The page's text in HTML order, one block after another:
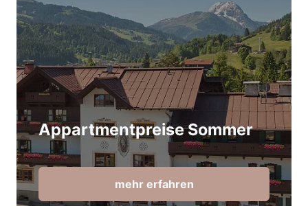
Appartmentpreise Sommer
mehr erfahren